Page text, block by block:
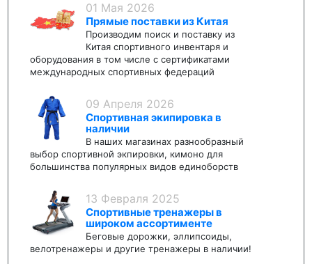
01 Мая 2026
Прямые поставки из Китая
Производим поиск и поставку из
Китая спортивного инвентаря и
оборудования в том числе с сертификатами
международных спортивных федераций
09 Апреля 2026
Спортивная экипировка в
наличии
В наших магазинах разнообразный
выбор спортивной экпировки, кимоно для
большинства популярных видов единоборств
13 Февраля 2025
Спортивные тренажеры в
широком ассортименте
Беговые дорожки, эллипсоиды,
велотренажеры и другие тренажеры в наличии!